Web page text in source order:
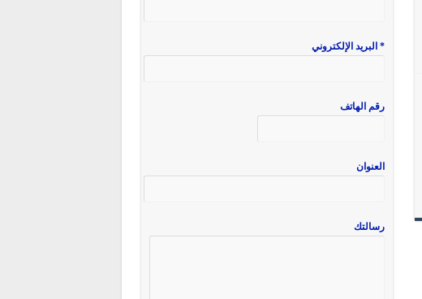
* البريد الإلكتروني
رقم الهاتف
العنوان
رسالتك